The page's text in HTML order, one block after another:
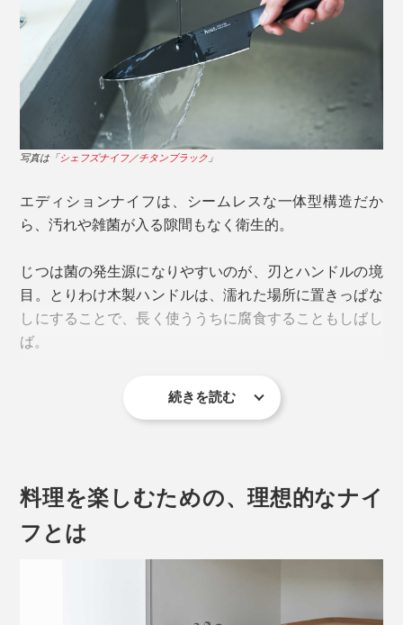
そのサイズや形状の使いやすさから海外でも人気とな
各国で製造・販売されています。
写真は「サントクナイフ／チタンブラック（本品）」
やや幅広で長めに設計したハンドルは、握りやすく、手
の中で滑りにくい形状に。指を添えやすい、流れるよう
なカーブも特徴です。
シェフズナイフ／チタンブラック」
ました。
実際の重量よりも、持った時に軽く感じさせてくれるの
は、この優れたバランス性のおかげ。
写真は「シェフズナイフ／チタンブラック 」
エディションナイフは、シームレスな一体型構造だか
ら、汚れや雑菌が入る隙間もなく衛生的。
じつは菌の発生源になりやすいのが、刃とハンドルの境
目。とりわけ木製ハンドルは、濡れた場所に置きっぱな
しにすることで、長く使ううちに腐食することもしばし
ば。
続きを読む
料理を楽しむための、理想的なナイ
フとは